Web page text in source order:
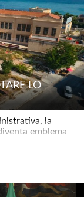
LO
la
emblema